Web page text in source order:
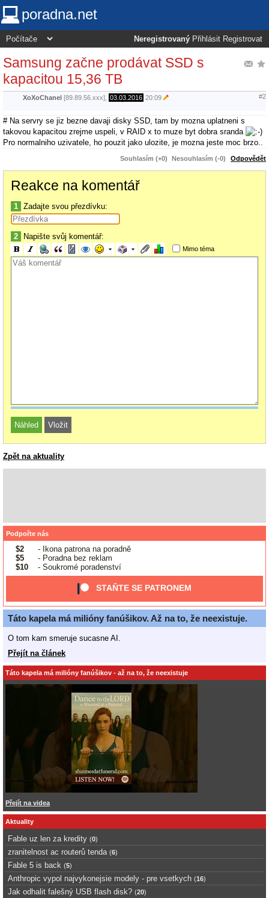
poradna.net
Neregistrovaný Přihlásit Registrovat
Samsung začne prodávat SSD s
kapacitou 15,36 TB
XoXoChanel [89.89.56.xxx], 03.03.2016 20:09 #2
# Na servry se jiz bezne davaji disky SSD, tam by mozna uplatneni s
takovou kapacitou zrejme uspeli, v RAID x to muze byt dobra sranda
Pro normalniho uzivatele, ho pouzit jako ulozite, je mozna jeste moc brzo..
Souhlasím (+0) Nesouhlasím (-0) Odpovědět
Reakce na komentář
1 Zadajte svou přezdívku:
2 Napište svůj komentář:
Mimo téma
Zpět na aktuality
Podpořte nás
$2
- Ikona patrona na poradně
$5
- Poradna bez reklam
$10
- Soukromé poradenství
STAŇTE SE PATRONEM
Táto kapela má milióny fanúšikov. Až na to, že neexistuje.
O tom kam smeruje sucasne AI.
Přejít na článek
Táto kapela má milióny fanúšikov - až na to, že neexistuje
Přejít na videa
Aktuality
Fable uz len za kredity (0)
zranitelnost ac routerů tenda (6)
Fable 5 is back (5)
Anthropic vypol najvykonejsie modely - pre vsetkych (16)
Jak odhalit falešný USB flash disk? (20)